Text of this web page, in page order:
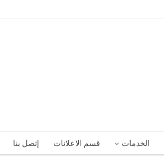
الخدمات قسم الاعلانات إتصل بنا